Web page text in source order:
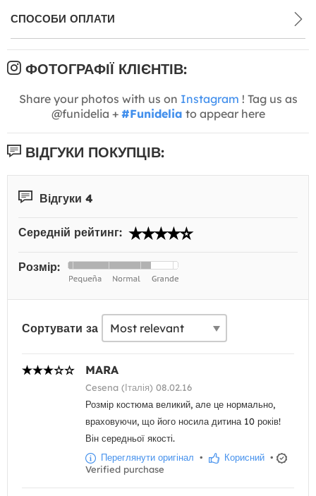
СПОСОБИ ОПЛАТИ
ФОТОГРАФІЇ КЛІЄНТІВ:
Share your photos with us on Instagram ! Tag us as
@funidelia + #Funidelia to appear here
ВІДГУКИ ПОКУПЦІВ:
Відгуки 4
Середній рейтинг:
Розмір:
Сортувати за
MARA
Cesena (Італія) 08.02.16
Розмір костюма великий, але це нормально,
враховуючи, що його носила дитина 10 років!
Він середньої якості.
Переглянути оригінал • Корисний •
Verified purchase